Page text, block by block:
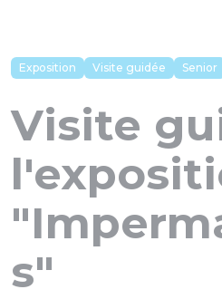
Exposition Visite guidée Senior
Visite
s"